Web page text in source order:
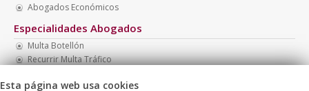
Abogados Económicos
Especialidades Abogados
Multa Botellón
Recurrir Multa Tráfico
Abogado Barato
Esta página web usa cookies